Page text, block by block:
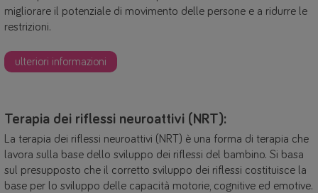
migliorare il potenziale di movimento delle persone e a ridurre le
restrizioni.
ulteriori informazioni
Terapia dei riflessi neuroattivi (NRT):
La terapia dei riflessi neuroattivi (NRT) è una forma di terapia che
lavora sulla base dello sviluppo dei riflessi del bambino. Si basa
sul presupposto che il corretto sviluppo dei riflessi costituisce la
base per lo sviluppo delle capacità motorie, cognitive ed emotive.